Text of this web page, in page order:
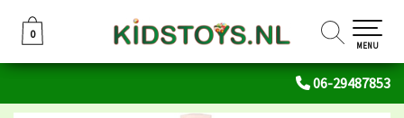
06-29487853
0
0
MENU